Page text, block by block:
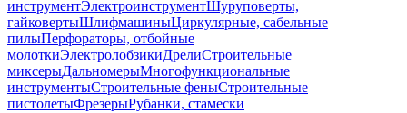
инструментЭлектроинструментШуруповерты,
гайковертыШлифмашиныЦиркулярные, сабельные
пилыПерфораторы, отбойные
молоткиЭлектролобзикиДрелиСтроительные
миксерыДальномерыМногофункциональные
инструментыСтроительные феныСтроительные
пистолетыФрезерыРубанки, стамески